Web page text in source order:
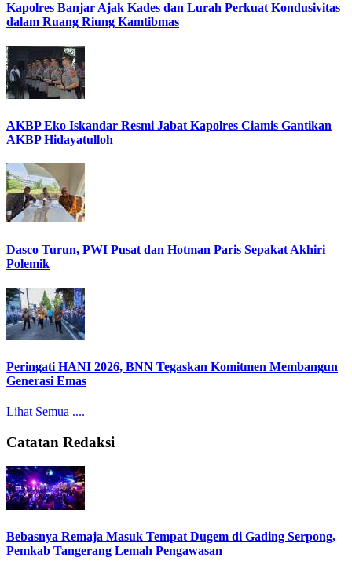
Kapolres Banjar Ajak Kades dan Lurah Perkuat Kondusivitas
dalam Ruang Riung Kamtibmas
AKBP Eko Iskandar Resmi Jabat Kapolres Ciamis Gantikan
AKBP Hidayatulloh
Dasco Turun, PWI Pusat dan Hotman Paris Sepakat Akhiri
Polemik
Peringati HANI 2026, BNN Tegaskan Komitmen Membangun
Generasi Emas
Lihat Semua ....
Catatan Redaksi
Bebasnya Remaja Masuk Tempat Dugem di Gading Serpong,
Pemkab Tangerang Lemah Pengawasan